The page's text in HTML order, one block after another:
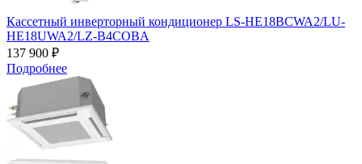
Кассетный инверторный кондиционер LS-HE18BCWA2/LU-
HE18UWA2/LZ-B4COBA
137 900 ₽
Подробнее